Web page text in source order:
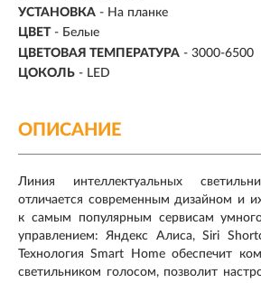
УСТАНОВКА - На планке
ЦВЕТ - Белые
ЦВЕТОВАЯ ТЕМПЕРАТУРА - 3000-6500
ЦОКОЛЬ - LED
ОПИСАНИЕ
Линия интеллектуальных
отличается современным дизайном и
к самым популярным сервисам
управлением: Яндекс Алиса, Siri
Технология Smart Home обеспечит
светильником голосом, позволит